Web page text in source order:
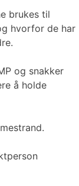
brukes til
hvorfor de har
og snakker
å holde